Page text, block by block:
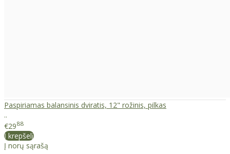
Paspiriamas balansinis dviratis, 12" rožinis, pilkas
..
€2988
Į krepšelį
Į norų sąrašą